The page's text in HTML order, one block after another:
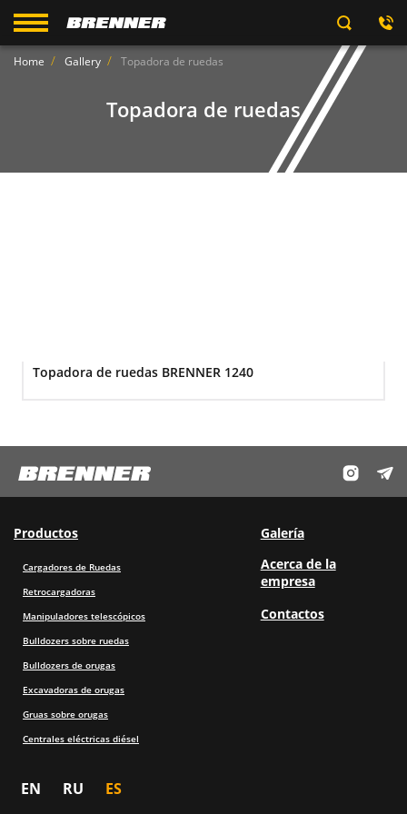
Home Gallery Topadora de ruedas
Topadora de ruedas
Topadora de ruedas BRENNER 1240
Productos
Cargadores de Ruedas
Retrocargadoras
Manipuladores telescópicos
Bulldozers sobre ruedas
Bulldozers de orugas
Excavadoras de orugas
Gruas sobre orugas
Centrales eléctricas diésel
Galería
Acerca de la
empresa
Contactos
EN RU ES